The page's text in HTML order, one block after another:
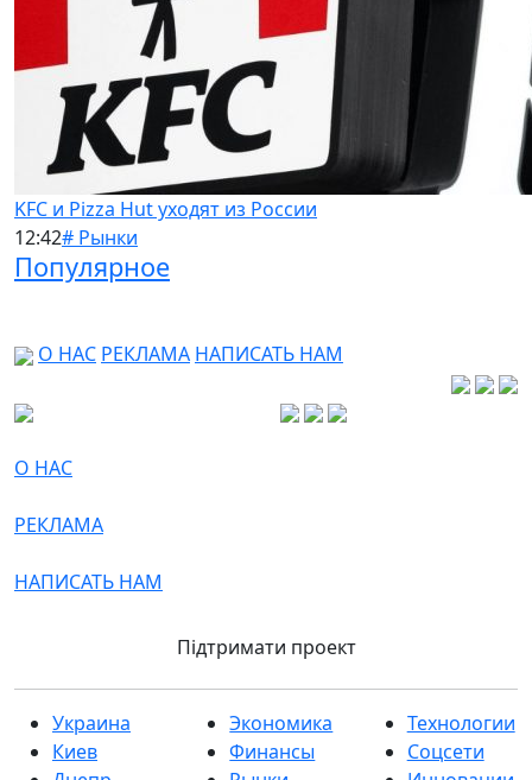
KFC и Pizza Hut уходят из России
12:42# Рынки
Популярное
О НАС РЕКЛАМА НАПИСАТЬ НАМ
О НАС
РЕКЛАМА
НАПИСАТЬ НАМ
Підтримати проект
Украина
Киев
Экономика
Финансы
Технологии
Соцсети